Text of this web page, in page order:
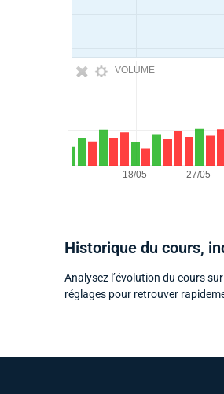
VOLUME
Historique du cours,
Analysez l’évolution du cours
réglages pour retrouver